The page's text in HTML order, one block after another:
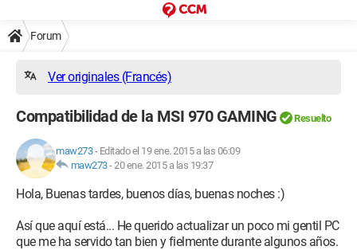
Forum
Ver originales (Francés)
Compatibilidad de la MSI 970 GAMING Resuelto
maw273- Editado el 19 ene. 2015 a las 06:09
maw273-20 ene. 2015 a las 19:37
Hola, Buenas tardes, buenos días, buenas noches :)
Así que aquí está... He querido actualizar un poco mi gentil PC
que me ha servido tan bien y fielmente durante algunos años.